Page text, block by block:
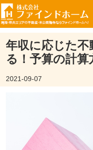
年収に応じた不
る！予算の計
2021-09-07